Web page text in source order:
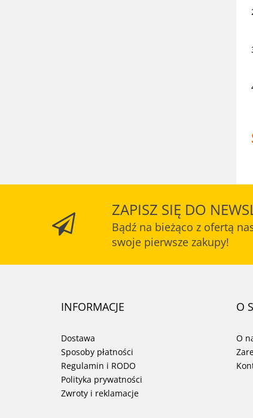
ZAPISZ SIĘ DO
Bądź na bieżąco z ofertą
swoje pierwsze zakupy!
INFORMACJE
Dostawa
Sposoby płatności
Regulamin i RODO
Polityka prywatności
Zwroty i reklamacje
O
O